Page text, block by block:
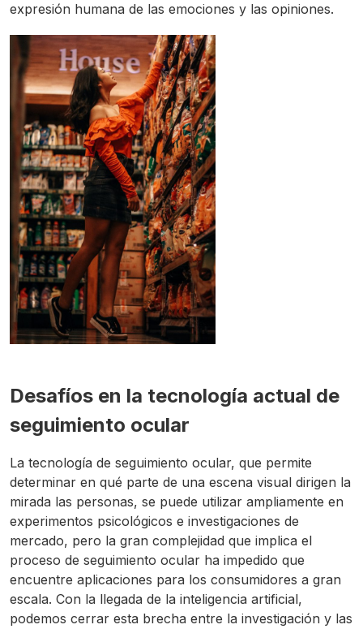
expresión humana de las emociones y las opiniones.
Desafíos en la tecnología actual de
seguimiento ocular
La tecnología de seguimiento ocular, que permite
determinar en qué parte de una escena visual dirigen la
mirada las personas, se puede utilizar ampliamente en
experimentos psicológicos e investigaciones de
mercado, pero la gran complejidad que implica el
proceso de seguimiento ocular ha impedido que
encuentre aplicaciones para los consumidores a gran
escala. Con la llegada de la inteligencia artificial,
podemos cerrar esta brecha entre la investigación y las